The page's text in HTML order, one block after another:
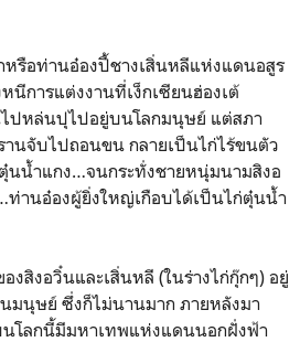
กหรือท่านอ๋องปี้ชางเสิ่นหลีแห่งแดนอสูร
นีการแต่งงานที่เง็กเซียนฮ่องเต้
ปหล่นปุไปอยู่บนโลกมนุษย์ แต่สภา
นจับไปถอนขน กลายเป็นไก่ไร้ขนตัว
นน้ำแกง…จนกระทั่งชายหนุ่มนามสิงอ
านอ๋องผู้ยิ่งใหญ่เกือบได้เป็นไก่ตุ๋นน้ำ
งสิงอวิ๋นและเสิ่นหลี (ในร่างไก่กุ๊กๆ) อยู่
มนุษย์ ซึ่งก็ไม่นานมาก ภายหลังมา
นโลกนี้มีมหาเทพแห่งแดนนอกฝั่งฟ้า